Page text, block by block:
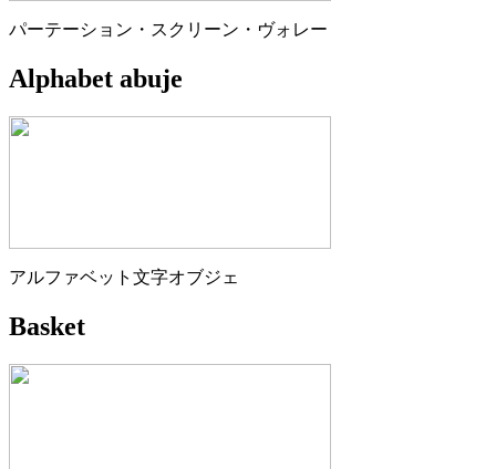
パーテーション・スクリーン・ヴォレー
Alphabet abuje
アルファベット文字オブジェ
Basket